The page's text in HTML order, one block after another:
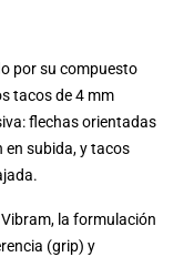
por su compuesto
tacos de 4 mm
flechas orientadas
en subida, y tacos
la formulación
(grip) y